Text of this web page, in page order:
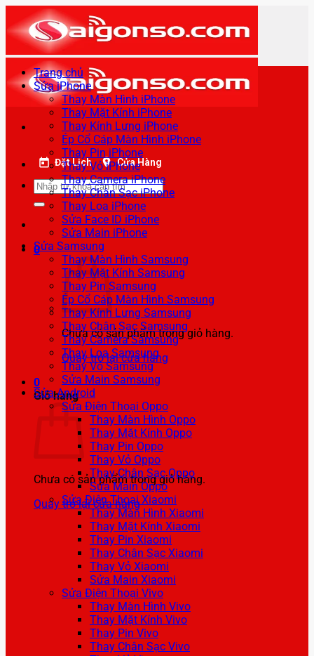
qua
nội
dung
Đặt Lịch Cửa Hàng
Tìm
kiếm:
0
Chưa có sản phẩm trong giỏ hàng.
Quay trở lại cửa hàng
0
Giỏ hàng
Chưa có sản phẩm trong giỏ hàng.
Quay trở lại cửa hàng
Trang chủ
Sửa iPhone
Thay Màn Hình iPhone
Thay Mặt Kính iPhone
Thay Kính Lưng iPhone
Ép Cổ Cáp Màn Hình iPhone
Thay Pin iPhone
Thay Vỏ iPhone
Thay Camera iPhone
Thay Chân Sạc iPhone
Thay Loa iPhone
Sửa Face ID iPhone
Sửa Main iPhone
Sửa Samsung
Thay Màn Hình Samsung
Thay Mặt Kính Samsung
Thay Pin Samsung
Ép Cổ Cáp Màn Hình Samsung
Thay Kính Lưng Samsung
Thay Chân Sạc Samsung
Thay Camera Samsung
Thay Loa Samsung
Thay Vỏ Samsung
Sửa Main Samsung
Sửa Android
Sửa Điện Thoại Oppo
Thay Màn Hình Oppo
Thay Mặt Kính Oppo
Thay Pin Oppo
Thay Vỏ Oppo
Thay Chân Sạc Oppo
Sửa Main Oppo
Sửa Điện Thoại Xiaomi
Thay Màn Hình Xiaomi
Thay Mặt Kính Xiaomi
Thay Pin Xiaomi
Thay Chân Sạc Xiaomi
Thay Vỏ Xiaomi
Sửa Main Xiaomi
Sửa Điện Thoại Vivo
Thay Màn Hình Vivo
Thay Mặt Kính Vivo
Thay Pin Vivo
Thay Chân Sạc Vivo